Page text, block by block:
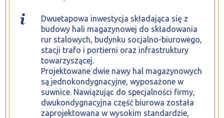
Dwuetapowa inwestycja składająca się z
budowy hali magazynowej do składowania
rur stalowych, budynku socjalno-biurowego,
stacji trafo i portierni oraz infrastruktury
towarzyszącej.
Projektowane dwie nawy hal magazynowych
są jednokondygnacyjne, wyposażone w
suwnice. Nawiązując do specjalności firmy,
dwukondygnacyjna część biurowa została
zaprojektowana w wysokim standardzie,